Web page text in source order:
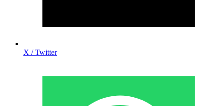
X / Twitter